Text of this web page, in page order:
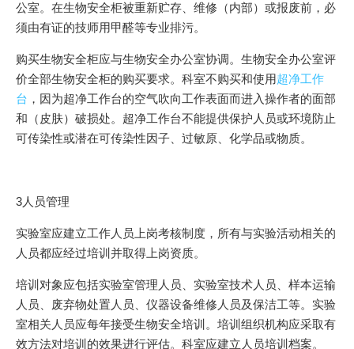
公室。在生物安全柜被重新贮存、维修（内部）或报废前，必
须由有证的技师用甲醛等专业排污。
购买生物安全柜应与生物安全办公室协调。生物安全办公室评
价全部生物安全柜的购买要求。科室不购买和使用超净工作
台 ，因为超净工作台的空气吹向工作表面而进入操作者的面部
和（皮肤）破损处。超净工作台不能提供保护人员或环境防止
可传染性或潜在可传染性因子、过敏原、化学品或物质。
3人员管理
实验室应建立工作人员上岗考核制度，所有与实验活动相关的
人员都应经过培训并取得上岗资质。
培训对象应包括实验室管理人员、实验室技术人员、样本运输
人员、废弃物处置人员、仪器设备维修人员及保洁工等。实验
室相关人员应每年接受生物安全培训。培训组织机构应采取有
效方法对培训的效果进行评估。科室应建立人员培训档案。